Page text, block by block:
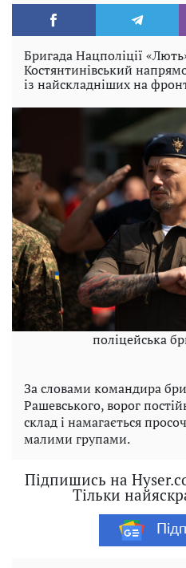
Бригада Нацполіції
Костянтинівський
із найскладніших на
поліцейська
За словами командира
Рашевського, ворог
склад і намагається
малими групами.
Підпишись на
Тільки